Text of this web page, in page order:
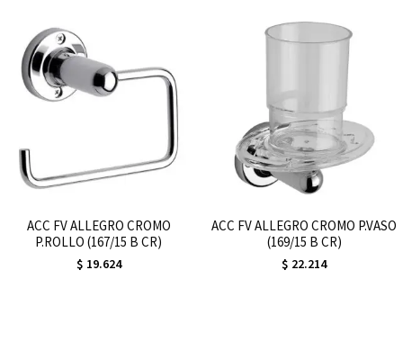
ACC FV ALLEGRO CROMO
P.ROLLO (167/15 B CR)
$ 19.624
ACC FV ALLEGRO CROMO P.VASO
(169/15 B CR)
$ 22.214